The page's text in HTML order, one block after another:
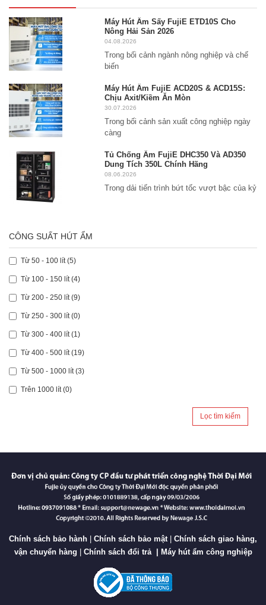
Máy Hút Ẩm Sấy FujiE ETD10S Cho
Nông Hải Sản 2026
04.08.2026
Trong bối cảnh ngành nông nghiệp và chế
biến
Máy Hút Ẩm FujiE ACD20S & ACD15S:
Chịu Axit/Kiềm Ăn Mòn
30.07.2026
Trong bối cảnh sản xuất công nghiệp ngày
càng
Tủ Chống Ẩm FujiE DHC350 Và AD350
Dung Tích 350L Chính Hãng
08.06.2026
Trong dải tiến trình bứt tốc vượt bậc của kỷ
CÔNG SUẤT HÚT ẨM
Từ 50 - 100 lít (5)
Từ 100 - 150 lít (4)
Từ 200 - 250 lít (9)
Từ 250 - 300 lít (0)
Từ 300 - 400 lít (1)
Từ 400 - 500 lít (19)
Từ 500 - 1000 lít (3)
Trên 1000 lít (0)
Lọc tìm kiếm
Chính sách bảo hành Chính sách bảo mật| Chính sách giao hàng,
vận chuyển hàng
Chính sách đổi trả| Máy hút ẩm công nghiệp